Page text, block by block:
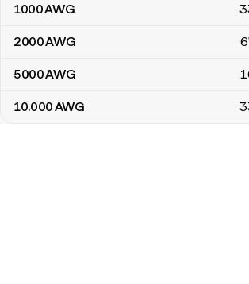
1000AWG
2000AWG
5000AWG
10.000AWG